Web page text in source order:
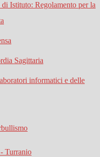
Istituto: Regolamento per la
Sagittaria
informatici e delle
Turranio